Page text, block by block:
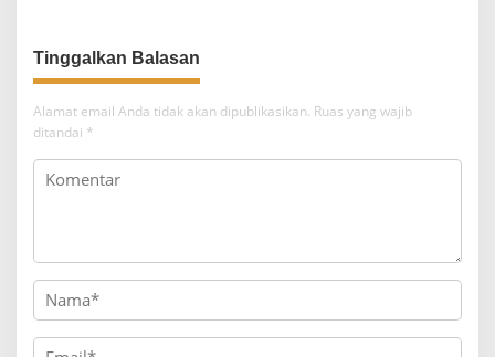
Tinggalkan Balasan
Alamat email Anda tidak akan dipublikasikan. Ruas yang wajib
ditandai *